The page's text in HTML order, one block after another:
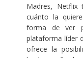
Madres,
cuánto la
forma de ver
plataforma líder
ofrece la